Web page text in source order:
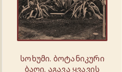
სოხუმი. ბოტანიკური
ბაღი. აგავა ყვავის